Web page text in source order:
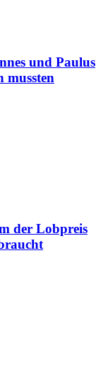
und Paulus
mussten
der Lobpreis